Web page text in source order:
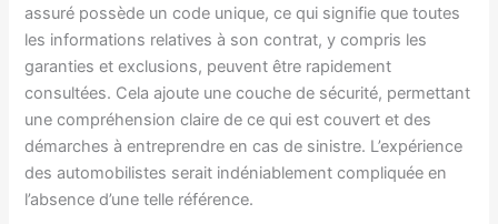
assuré possède un code unique, ce qui signifie que toutes
les informations relatives à son contrat, y compris les
garanties et exclusions, peuvent être rapidement
consultées. Cela ajoute une couche de sécurité, permettant
une compréhension claire de ce qui est couvert et des
démarches à entreprendre en cas de sinistre. L’expérience
des automobilistes serait indéniablement compliquée en
l’absence d’une telle référence.